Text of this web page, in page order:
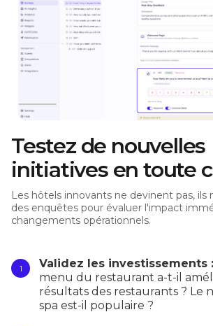
Testez de nouvelles
initiatives en toute
Les hôtels innovants ne devinent pas, ils
des enquêtes pour évaluer l'impact
changements opérationnels.
Validez les investissements :
menu du restaurant a-t-il
résultats des restaurants ? Le
spa est-il populaire ?